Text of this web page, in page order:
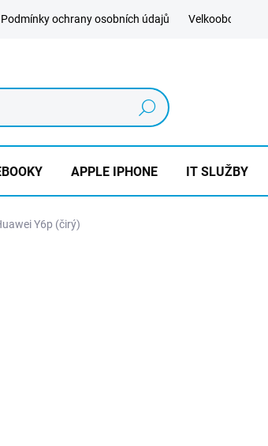
Podmínky ochrany osobních údajů Velkoobchod
Hledat
APPLE IPHONE IT SLUŽBY
Y6p (čirý)